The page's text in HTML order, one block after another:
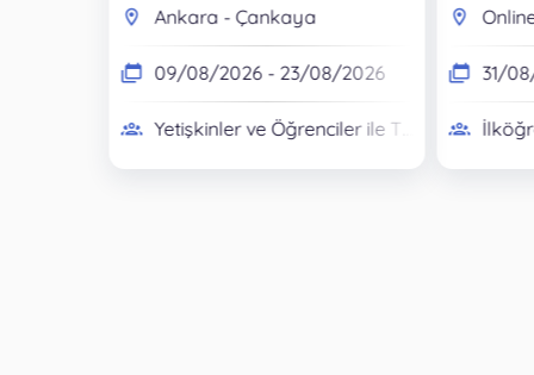
Ankara - Çankaya
09/08/2026 - 23/08/2026 31/